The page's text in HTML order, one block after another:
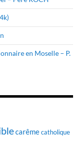
en Moselle – P.
carêmecatholique